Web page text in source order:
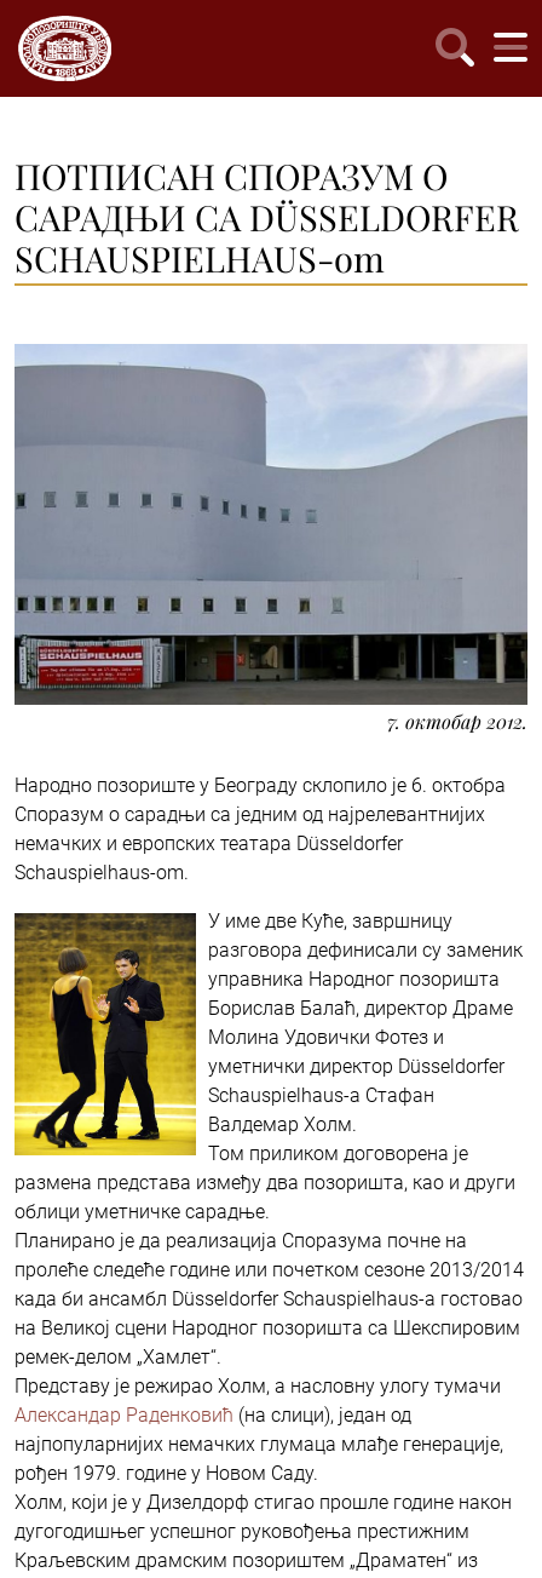
ПОТПИСАН СПОРАЗУМ О
САРАДЊИ СА DÜSSELDORFER
SCHAUSPIELHAUS-om
7. октобар 2012.
Народно позориште у Београду склопило је 6. октобра
Споразум о сарадњи са једним од најрелевантнијих
немачких и европских театара Düsseldorfer
Schauspielhaus-om.
У име две Куће, завршницу
разговора дефинисали су заменик
управника Народног позоришта
Борислав Балаћ, директор Драме
Молина Удовички Фотез и
уметнички директор Düsseldorfer
Schauspielhaus-a Стафан
Валдемар Холм.
Том приликом договорена је
размена представа између два позоришта, као и други
облици уметничке сарадње.
Планирано је да реализација Споразума почне на
пролеће следеће године или почетком сезоне 2013/2014
када би ансамбл Düsseldorfer Schauspielhaus-a гостовао
на Великој сцени Народног позоришта са Шекспировим
ремек-делом „Хамлет“.
Представу је режирао Холм, а насловну улогу тумачи
Александар Раденковић (на слици), један од
најпопуларнијих немачких глумаца млађе генерације,
рођен 1979. године у Новом Саду.
Холм, који је у Дизелдорф стигао прошле године након
дугогодишњег успешног руковођења престижним
Краљевским драмским позориштем „Драматен“ из